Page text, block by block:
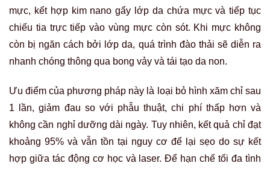
mực, kết hợp kim nano gẩy lớp da chứa mực và tiếp tục
chiếu tia trực tiếp vào vùng mực còn sót. Khi mực không
còn bị ngăn cách bởi lớp da, quá trình đào thải sẽ diễn ra
nhanh chóng thông qua bong vảy và tái tạo da non.
Ưu điểm của phương pháp này là loại bỏ hình xăm chỉ sau
1 lần, giảm đau so với phẫu thuật, chi phí thấp hơn và
không cần nghỉ dưỡng dài ngày. Tuy nhiên, kết quả chỉ đạt
khoảng 95% và vẫn tồn tại nguy cơ để lại sẹo do sự kết
hợp giữa tác động cơ học và laser. Để hạn chế tối đa tình